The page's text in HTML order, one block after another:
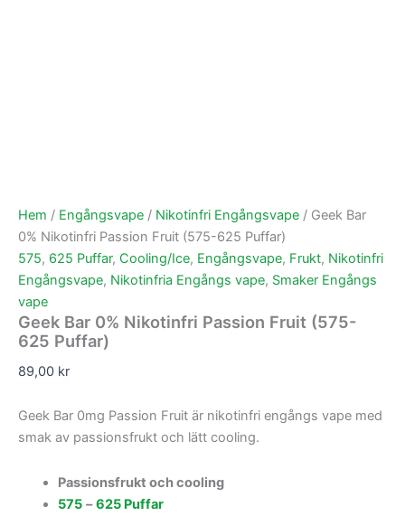
Hem / Engångsvape / Nikotinfri Engångsvape / Geek Bar
0% Nikotinfri Passion Fruit (575-625 Puffar)
575, 625 Puffar, Cooling/Ice, Engångsvape, Frukt, Nikotinfri
Engångsvape, Nikotinfria Engångs vape, Smaker Engångs
vape
Geek Bar 0% Nikotinfri Passion Fruit (575-
625 Puffar)
89,00 kr
Geek Bar 0mg Passion Fruit är nikotinfri engångs vape med
smak av passionsfrukt och lätt cooling.
Passionsfrukt och cooling
575 – 625 Puffar